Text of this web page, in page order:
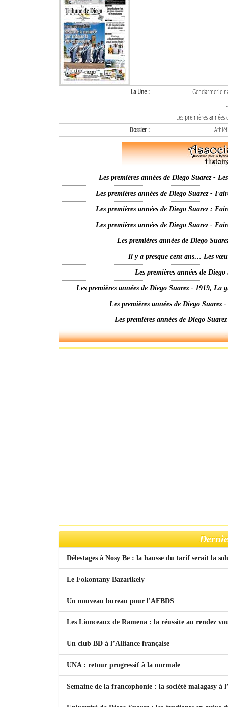
La Une :
Gendarmerie
Les premières
Dossier :
Les premières années de Diego Suarez -
Les premières années de Diego Suarez -
Les premières années de Diego Suarez :
Les premières années de Diego Suarez -
Les premières années de Diego
Il y a presque cent ans… Les
Les premières années de
Les premières années de Diego Suarez - 1919,
Les premières années de Diego
Les premières années de Diego
Délestages à Nosy Be : la hausse du tarif serait la
Le Fokontany Bazarikely
Un nouveau bureau pour l'AFBDS
Les Lionceaux de Ramena : la réussite au rendez
Un club BD à l’Alliance française
UNA : retour progressif à la normale
Semaine de la francophonie : la société malagasy à